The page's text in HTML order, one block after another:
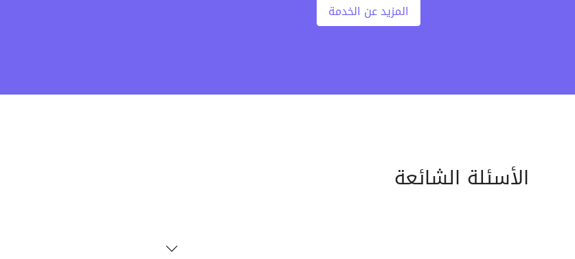
المزيد عن الخدمة
الأسئلة الشائعة